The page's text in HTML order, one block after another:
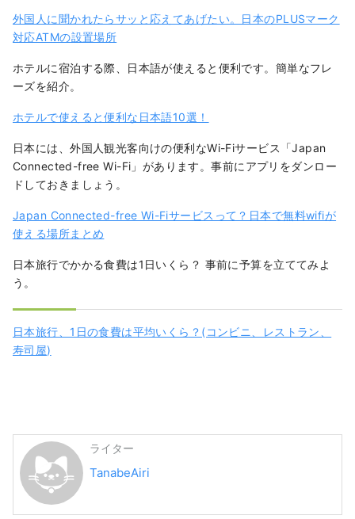
外国人に聞かれたらサッと応えてあげたい。日本のPLUSマーク
対応ATMの設置場所
ホテルに宿泊する際、日本語が使えると便利です。簡単なフレ
ーズを紹介。
ホテルで使えると便利な日本語10選！
日本には、外国人観光客向けの便利なWi-Fiサービス「Japan
Connected-free Wi-Fi」があります。事前にアプリをダンロー
ドしておきましょう。
Japan Connected-free Wi-Fiサービスって？日本で無料wifiが
使える場所まとめ
日本旅行でかかる食費は1日いくら？ 事前に予算を立ててみよ
う。
日本旅行、1日の食費は平均いくら？(コンビニ、レストラン、
寿司屋)
ライター
TanabeAiri